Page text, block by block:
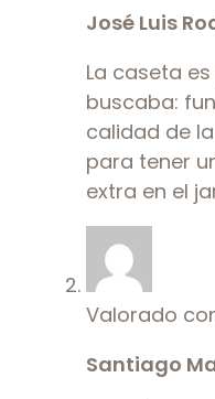
José Luis
La caseta
buscaba:
calidad de
para tener
extra en el
Valorado
Santiago